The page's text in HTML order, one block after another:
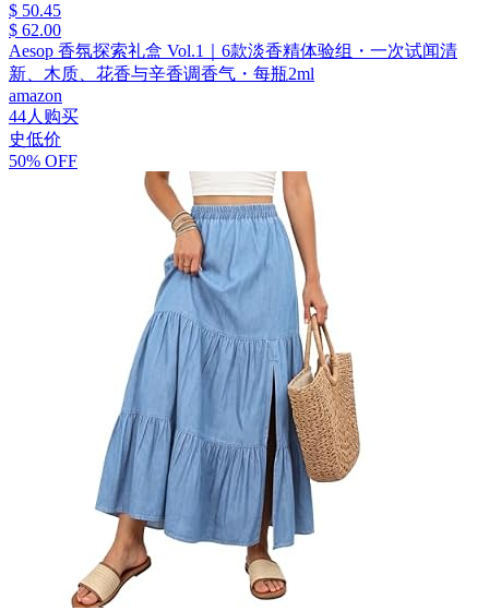
$ 50.45
$ 62.00
Aesop 香氛探索礼盒 Vol.1｜6款淡香精体验组・一次试闻清
新、木质、花香与辛香调香气・每瓶2ml
amazon
44人购买
史低价
50% OFF